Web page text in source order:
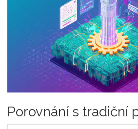
Porovnání s tradiční